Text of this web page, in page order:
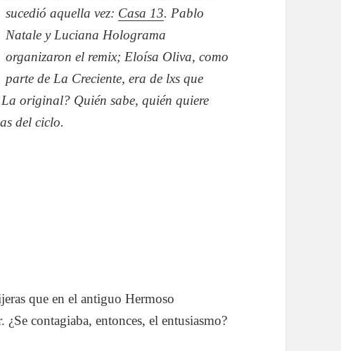
sucedió aquella vez: Casa 13. Pablo
Natale y Luciana Holograma
organizaron el remix; Eloísa Oliva, como
parte de La Creciente, era de lxs que
original? Quién sabe, quién quiere
del ciclo.
que en el antiguo Hermoso
contagiaba, entonces, el entusiasmo?